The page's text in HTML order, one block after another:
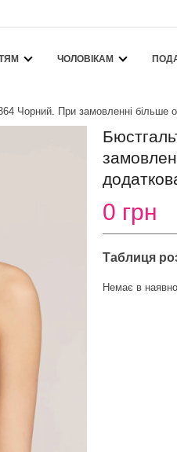
ЧОЛОВІКАМ
Чорний. При замовленні більше
0 грн
Таблиця
Немає в